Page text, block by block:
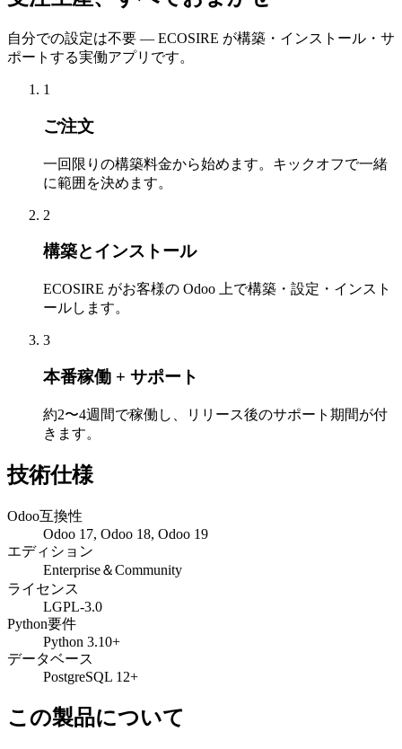
自分での設定は不要 — ECOSIRE が構築・インストール・サ
ポートする実働アプリです。
1
ご注文
一回限りの構築料金から始めます。キックオフで一緒
に範囲を決めます。
2
構築とインストール
ECOSIRE がお客様の Odoo 上で構築・設定・インスト
ールします。
3
本番稼働 + サポート
約2〜4週間で稼働し、リリース後のサポート期間が付
きます。
技術仕様
Odoo互換性
Odoo 17, Odoo 18, Odoo 19
エディション
Enterprise＆Community
ライセンス
LGPL-3.0
Python要件
Python 3.10+
データベース
PostgreSQL 12+
この製品について